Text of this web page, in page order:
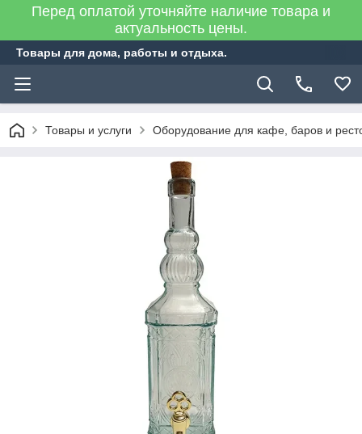
Перед оплатой уточняйте наличие товара и
актуальность цены.
Товары для дома, работы и отдыха.
Товары и услуги Оборудование для кафе, баров и